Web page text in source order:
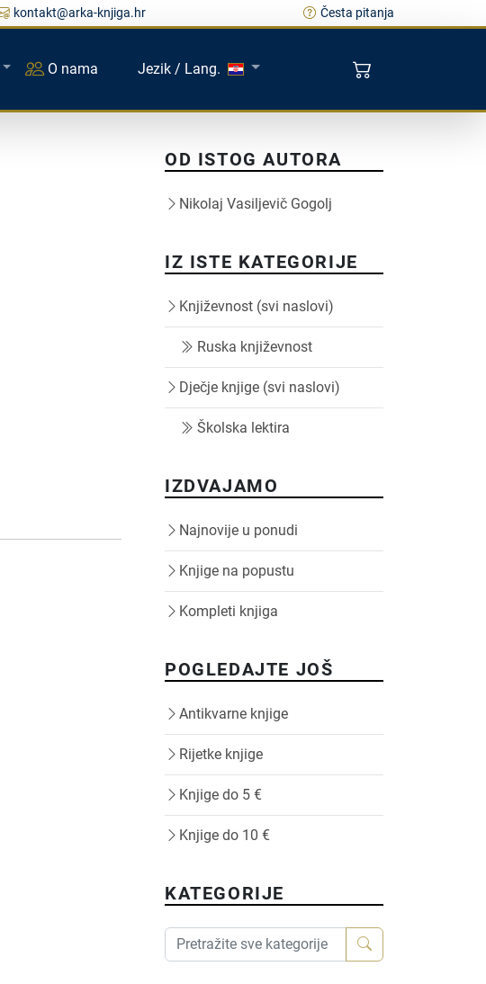
kontakt@arka-knjiga.hr Česta pitanja
O nama Jezik / Lang.
OD ISTOG AUTORA
Nikolaj Vasiljevič Gogolj
IZ ISTE KATEGORIJE
Književnost (svi naslovi)
Ruska književnost
Dječje knjige (svi naslovi)
Školska lektira
IZDVAJAMO
Najnovije u ponudi
Knjige na popustu
Kompleti knjiga
POGLEDAJTE JOŠ
Antikvarne knjige
Rijetke knjige
Knjige do 5 €
Knjige do 10 €
KATEGORIJE